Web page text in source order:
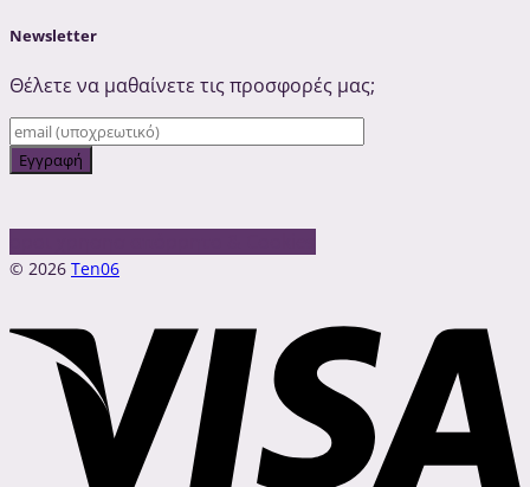
Newsletter
Θέλετε να μαθαίνετε τις προσφορές μας;
© 2026 Ten06